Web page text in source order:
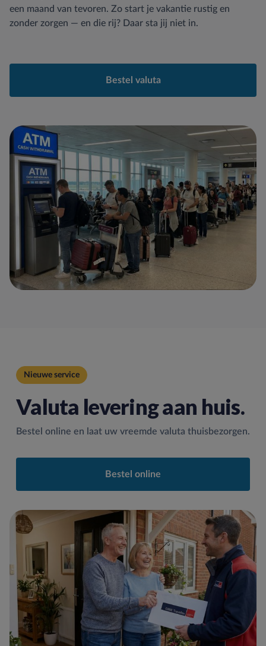
een maand van tevoren. Zo start je vakantie rustig en
zonder zorgen — en die rij? Daar sta jij niet in.
Bestel valuta
Nieuwe service
Valuta levering aan huis.
Bestel online en laat uw vreemde valuta thuisbezorgen.
Bestel online